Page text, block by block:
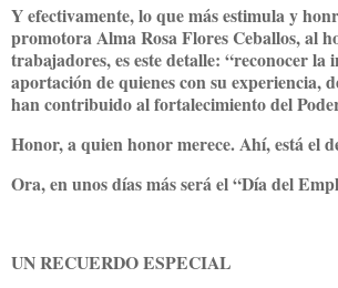
Y efectivamente, lo que más estimula y
promotora Alma Rosa Flores Ceballos, al
trabajadores, es este detalle: “reconocer la
aportación de quienes con su experiencia,
han contribuido al fortalecimiento del
Honor, a quien honor merece. Ahí, está el
Ora, en unos días más será el “Día del
UN RECUERDO ESPECIAL